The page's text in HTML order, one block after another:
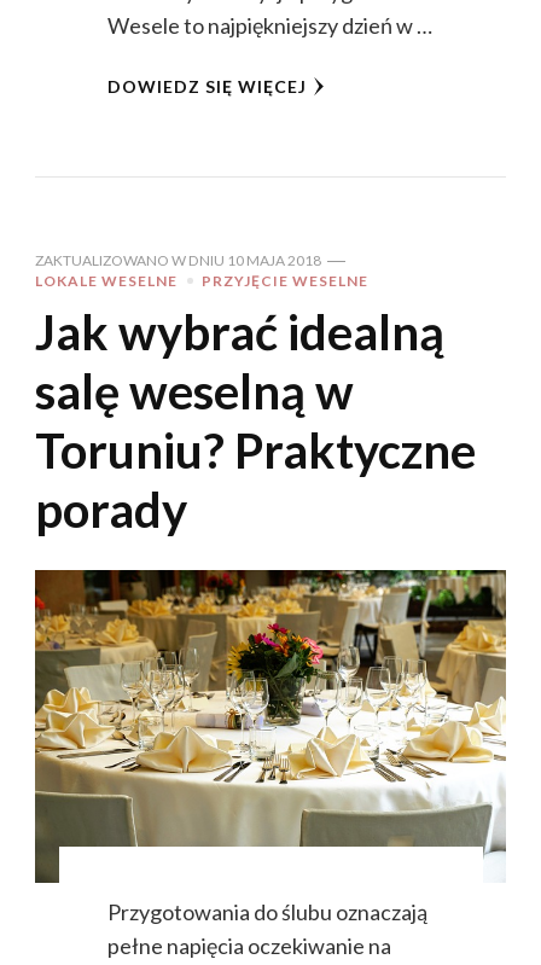
Wesele to najpiękniejszy dzień w …
DOWIEDZ SIĘ WIĘCEJ
ZAKTUALIZOWANO W DNIU 10 MAJA 2018
LOKALE WESELNE
PRZYJĘCIE WESELNE
Jak wybrać idealną
salę weselną w
Toruniu? Praktyczne
porady
Przygotowania do ślubu oznaczają
pełne napięcia oczekiwanie na